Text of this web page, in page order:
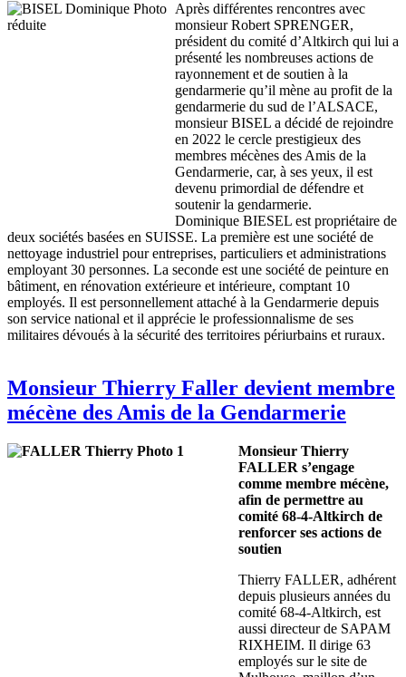
Après différentes rencontres avec
monsieur Robert SPRENGER,
président du comité d’Altkirch qui lui a
présenté les nombreuses actions de
rayonnement et de soutien à la
gendarmerie qu’il mène au profit de la
gendarmerie du sud de l’ALSACE,
monsieur BISEL a décidé de rejoindre
en 2022 le cercle prestigieux des
membres mécènes des Amis de la
Gendarmerie, car, à ses yeux, il est
devenu primordial de défendre et
soutenir la gendarmerie.
Dominique BIESEL est propriétaire de
deux sociétés basées en SUISSE. La première est une société de
nettoyage industriel pour entreprises, particuliers et administrations
employant 30 personnes. La seconde est une société de peinture en
bâtiment, en rénovation extérieure et intérieure, comptant 10
employés. Il est personnellement attaché à la Gendarmerie depuis
son service national et il apprécie le professionnalisme de ses
militaires dévoués à la sécurité des territoires périurbains et ruraux.
Monsieur Thierry Faller devient membre
mécène des Amis de la Gendarmerie
Monsieur Thierry
FALLER s’engage
comme membre mécène,
afin de permettre au
comité 68-4-Altkirch de
renforcer ses actions de
soutien
Thierry FALLER, adhérent
depuis plusieurs années du
comité 68-4-Altkirch, est
aussi directeur de SAPAM
RIXHEIM. Il dirige 63
employés sur le site de